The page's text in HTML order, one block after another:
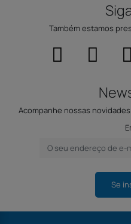
Também estamos
Acompanhe nossas
Se